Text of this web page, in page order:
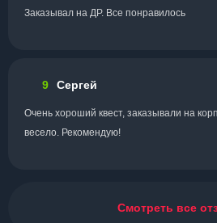
Заказывал на ДР. Все понравилось
9 Сергей
Очень хороший квест, заказывали на
весело. Рекомендую!
Смотреть все